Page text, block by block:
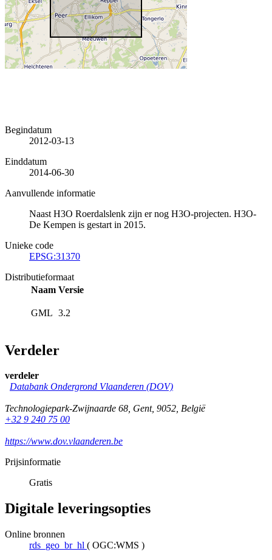
Begindatum
2012-03-13
Einddatum
2014-06-30
Aanvullende informatie
Naast H3O Roerdalslenk zijn er nog H3O-projecten. H3O-
De Kempen is gestart in 2015.
Unieke code
EPSG:31370
Distributieformaat
Naam Versie
GML 3.2
Verdeler
verdeler
Databank Ondergrond Vlaanderen (DOV)
Technologiepark-Zwijnaarde 68, Gent, 9052, België
+32 9 240 75 00
https://www.dov.vlaanderen.be
Prijsinformatie
Gratis
Digitale leveringsopties
Online bronnen
rds_geo_br_hl ( OGC:WMS )